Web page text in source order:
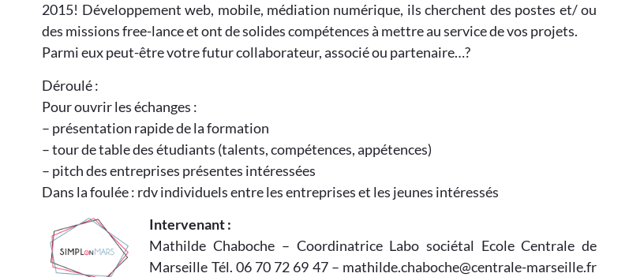
2015! Développement web, mobile, médiation numérique, ils cherchent des postes et/ ou
des missions free-lance et ont de solides compétences à mettre au service de vos projets.
Parmi eux peut-être votre futur collaborateur, associé ou partenaire…?
Déroulé :
Pour ouvrir les échanges :
– présentation rapide de la formation
– tour de table des étudiants (talents, compétences, appétences)
– pitch des entreprises présentes intéressées
Dans la foulée : rdv individuels entre les entreprises et les jeunes intéressés
Intervenant :
Mathilde Chaboche – Coordinatrice Labo sociétal Ecole Centrale de
Marseille Tél. 06 70 72 69 47 – mathilde.chaboche@centrale-marseille.fr